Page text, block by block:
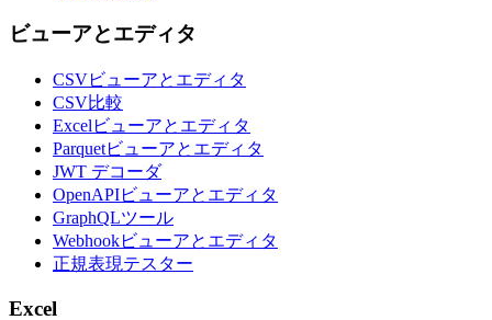
ビューアとエディタ
CSVビューアとエディタ
CSV比較
Excelビューアとエディタ
Parquetビューアとエディタ
JWT デコーダ
OpenAPIビューアとエディタ
GraphQLツール
Webhookビューアとエディタ
正規表現テスター
Excel